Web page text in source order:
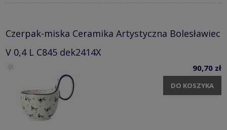
Czerpak-miska Ceramika Artystyczna Bolesławiec
V 0,4 L C845 dek2414X
90,70 zł
DO KOSZYKA